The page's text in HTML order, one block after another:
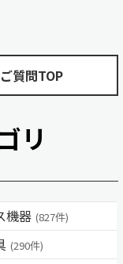
質問TOP
リ
機器 (827件)
(290件)